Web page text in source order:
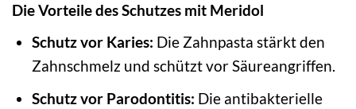
Die Vorteile des Schutzes mit Meridol
Schutz vor Karies: Die Zahnpasta stärkt den
Zahnschmelz und schützt vor Säureangriffen.
Schutz vor Parodontitis: Die antibakterielle